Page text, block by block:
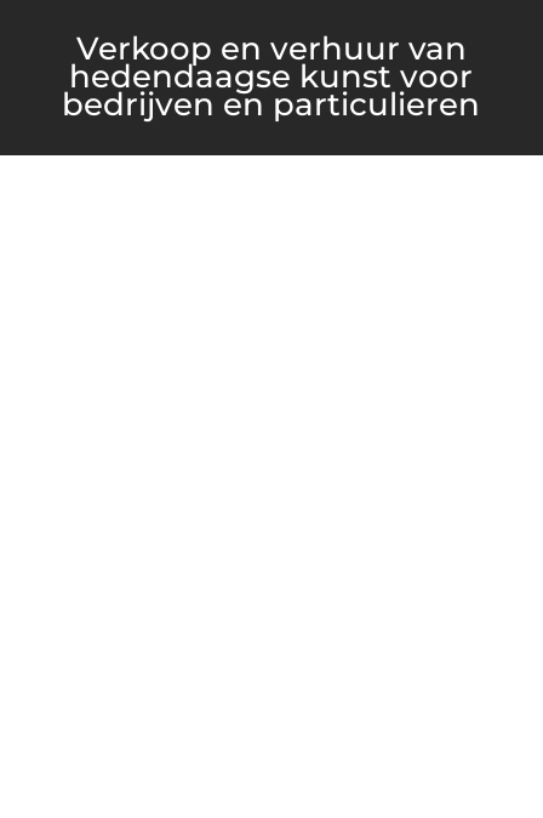
Verkoop en verhuur van
hedendaagse kunst voor
bedrijven en particulieren